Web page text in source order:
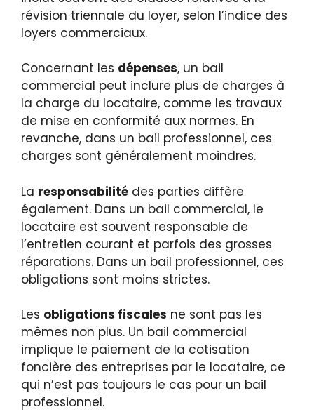
révision triennale du loyer, selon l’indice des
loyers commerciaux.
Concernant les dépenses, un bail
commercial peut inclure plus de charges à
la charge du locataire, comme les travaux
de mise en conformité aux normes. En
revanche, dans un bail professionnel, ces
charges sont généralement moindres.
La responsabilité des parties diffère
également. Dans un bail commercial, le
locataire est souvent responsable de
l’entretien courant et parfois des grosses
réparations. Dans un bail professionnel, ces
obligations sont moins strictes.
Les obligations fiscales ne sont pas les
mêmes non plus. Un bail commercial
implique le paiement de la cotisation
foncière des entreprises par le locataire, ce
qui n’est pas toujours le cas pour un bail
professionnel.